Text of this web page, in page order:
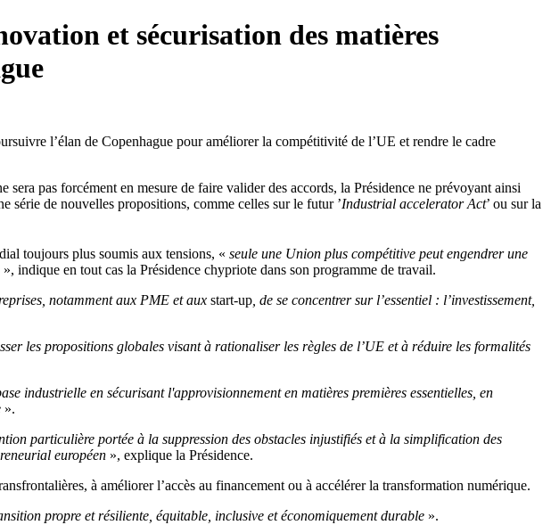
et sécurisation des matières
l’élan de Copenhague pour améliorer la compétitivité de l’UE et rendre le cadre
pas forcément en mesure de faire valider des accords, la Présidence ne prévoyant ainsi
série de nouvelles propositions, comme celles sur le futur ’Industrial accelerator Act’ ou sur la
toujours plus soumis aux tensions, « seule une Union plus compétitive peut engendrer une
», indique en tout cas la Présidence chypriote dans son programme de travail.
notamment aux PME et aux start-up , de se concentrer sur l’essentiel : l’investissement,
les propositions globales visant à rationaliser les règles de l’UE et à réduire les formalités
industrielle en sécurisant l'approvisionnement en matières premières essentielles, en
».
particulière portée à la suppression des obstacles injustifiés et à la simplification des
européen », explique la Présidence.
à améliorer l’accès au financement ou à accélérer la transformation numérique.
propre et résiliente, équitable, inclusive et économiquement durable ».